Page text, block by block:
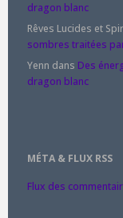
dragon blanc
Rêves Lucides et
sombres traitées
Yenn dans Des
dragon blanc
MÉTA & FLUX RSS
Flux des